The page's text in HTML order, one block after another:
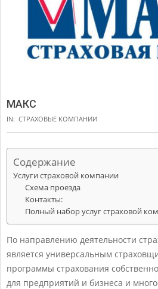
МАКС
IN: СТРАХОВЫЕ КОМПАНИИ
Содержание
Услуги страховой компании
Схема проезда
Контакты:
Полный набор услуг страховой
По направлению деятельности
является универсальным
программы страхования
для предприятий и бизнеса и